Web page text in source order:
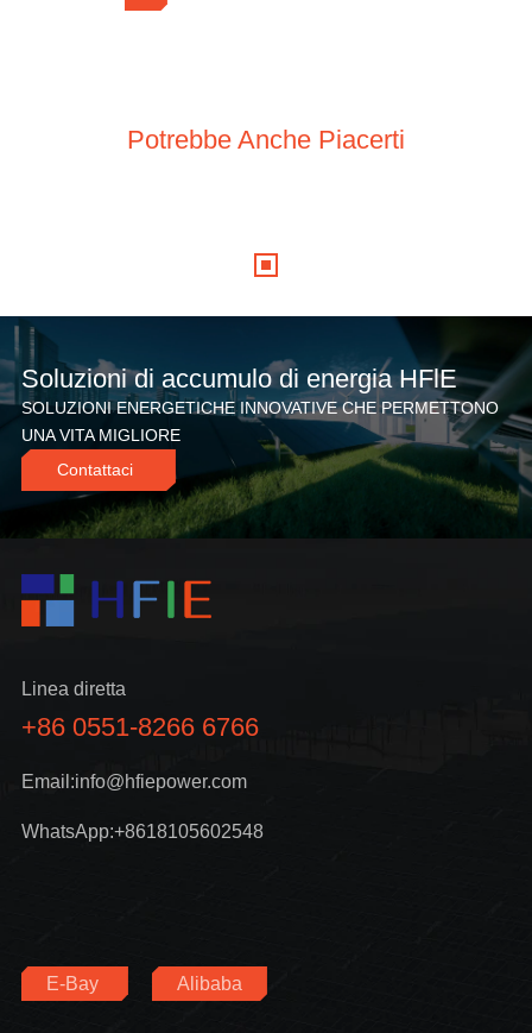
Potrebbe Anche Piacerti
Soluzioni di accumulo di energia HFlE
SOLUZIONI ENERGETICHE INNOVATIVE CHE PERMETTONO
UNA VITA MIGLIORE
Contattaci
Linea diretta
+86 0551-8266 6766
Email:info@hfiepower.com
WhatsApp:+8618105602548
E-Bay Alibaba